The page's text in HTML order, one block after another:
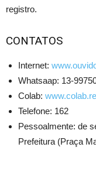
registro.
CONTATOS
Internet:
Whatsaap: 13-
Colab:
Telefone: 162
Pessoalmente: de
Prefeitura (Praça